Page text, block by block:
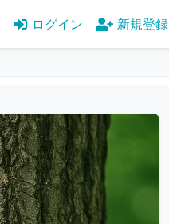
ログイン 新規登録